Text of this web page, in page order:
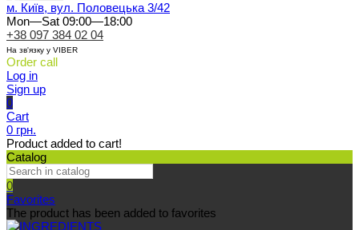
м. Київ, вул. Половецька 3/42
Mon—Sat 09:00—18:00
+38 097 384 02 04
На зв'язку у VIBER
Order call
Log in
Sign up
0
Cart
0 грн.
Product added to cart!
Catalog
0
Favorites
The product has been added to favorites